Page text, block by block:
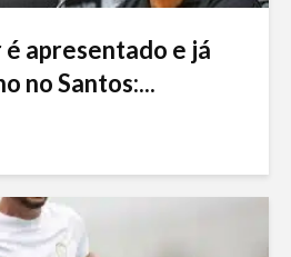
apresentado e já
no Santos:...